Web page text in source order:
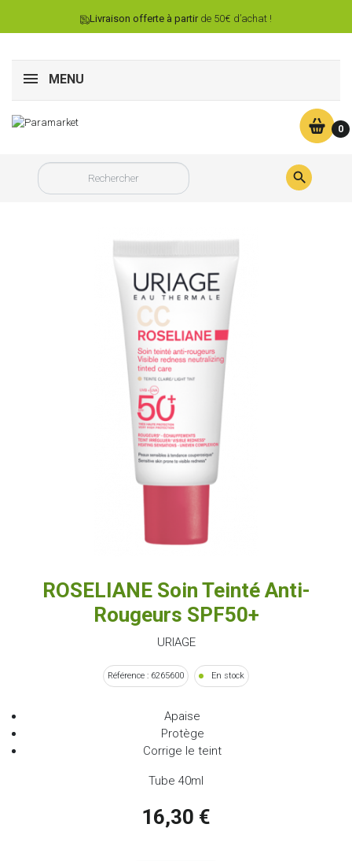
Livraison offerte à partirde 50€ d’achat !
MENU
0

ROSELIANE Soin Teinté Anti-
Rougeurs SPF50+
URIAGE
Référence : 6265600 En stock
Apaise
Protège
Corrige le teint
Tube 40ml
16,30 €